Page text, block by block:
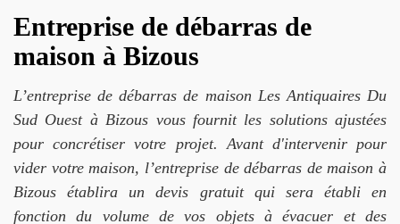
Entreprise de débarras de
maison à Bizous
L’entreprise de débarras de maison Les Antiquaires Du
Sud Ouest à Bizous vous fournit les solutions ajustées
pour concrétiser votre projet. Avant d'intervenir pour
vider votre maison, l’entreprise de débarras de maison à
Bizous établira un devis gratuit qui sera établi en
fonction du volume de vos objets à évacuer et des